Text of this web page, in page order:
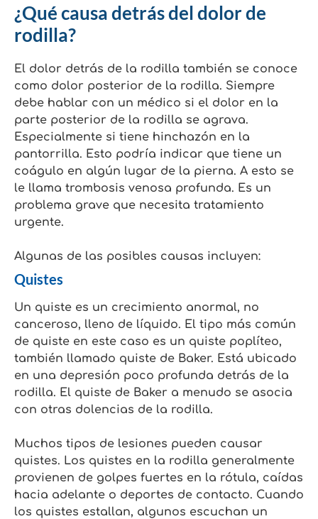
¿Qué causa detrás del dolor de
rodilla?
El dolor detrás de la rodilla también se conoce
como dolor posterior de la rodilla. Siempre
debe hablar con un médico si el dolor en la
parte posterior de la rodilla se agrava.
Especialmente si tiene hinchazón en la
pantorrilla. Esto podría indicar que tiene un
coágulo en algún lugar de la pierna. A esto se
le llama trombosis venosa profunda. Es un
problema grave que necesita tratamiento
urgente.
Algunas de las posibles causas incluyen:
Quistes
Un quiste es un crecimiento anormal, no
canceroso, lleno de líquido. El tipo más común
de quiste en este caso es un quiste poplíteo,
también llamado quiste de Baker. Está ubicado
en una depresión poco profunda detrás de la
rodilla. El quiste de Baker a menudo se asocia
con otras dolencias de la rodilla.
Muchos tipos de lesiones pueden causar
quistes. Los quistes en la rodilla generalmente
provienen de golpes fuertes en la rótula, caídas
hacia adelante o deportes de contacto. Cuando
los quistes estallan, algunos escuchan un